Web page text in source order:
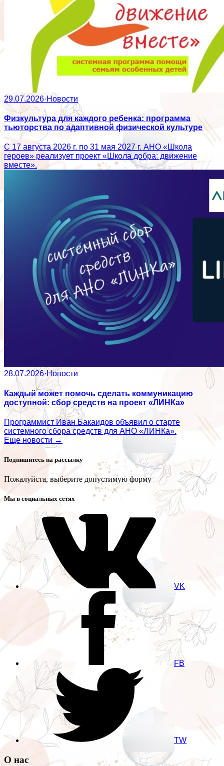
29.07.2026·Новости
Физкультура для каждого ребенка: программа
тьюторства по адаптивной физической культуре
С 17 августа 2026 г. по 31 мая 2027 г. АНО «Школа
героев» реализует проект «Школа добра: движение
вместе».
28.07.2026·Новости
Каждый может помочь сделать коммуникацию
доступной: сбор средств на проект «ЛИНКа»
Программист Иван Бакаидов объявил о старте
системного сбора средств для АНО «ЛИНКа».
Еще новости →
Подпишитесь на рассылку
Пожалуйста, выберите допустимую форму
Мы в социальных сетях
VK
FB
TW
О нас